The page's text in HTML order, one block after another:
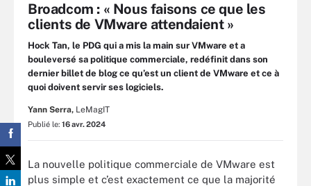
Broadcom : « Nous faisons ce que les
clients de VMware attendaient »
Hock Tan, le PDG qui a mis la main sur VMware et a
bouleversé sa politique commerciale, redéfinit dans son
dernier billet de blog ce qu’est un client de VMware et ce à
quoi doivent servir ses logiciels.
Yann Serra, LeMagIT
Publié le: 16 avr. 2024
La nouvelle politique commerciale de VMware est
plus simple et c’est exactement ce que la majorité